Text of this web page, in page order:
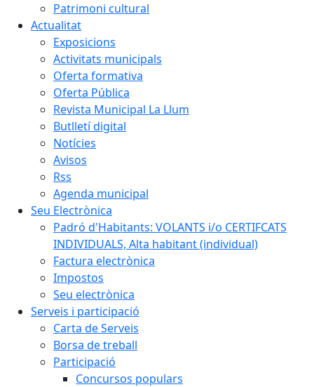
Patrimoni cultural
Actualitat
Exposicions
Activitats municipals
Oferta formativa
Oferta Pública
Revista Municipal La Llum
Butlletí digital
Notícies
Avisos
Rss
Agenda municipal
Seu Electrònica
Padró d'Habitants: VOLANTS i/o CERTIFCATS
INDIVIDUALS, Alta habitant (individual)
Factura electrònica
Impostos
Seu electrònica
Serveis i participació
Carta de Serveis
Borsa de treball
Participació
Concursos populars